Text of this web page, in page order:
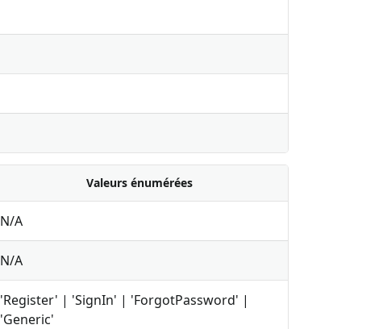
Valeurs énumérées
N/A
N/A
'Register' | 'SignIn' | 'ForgotPassword' |
'Generic'